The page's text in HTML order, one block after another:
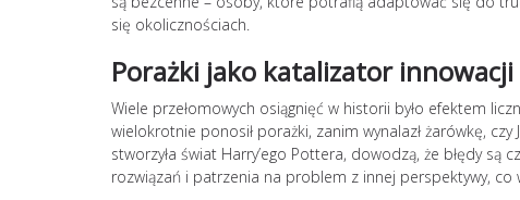
się okolicznościach.
Porażki jako katalizator innowacji
Wiele przełomowych osiągnięć w historii było efektem
wielokrotnie ponosił porażki, zanim wynalazł żarówkę,
stworzyła świat Harry’ego Pottera, dowodzą, że błędy
rozwiązań i patrzenia na problem z innej perspektywy, co